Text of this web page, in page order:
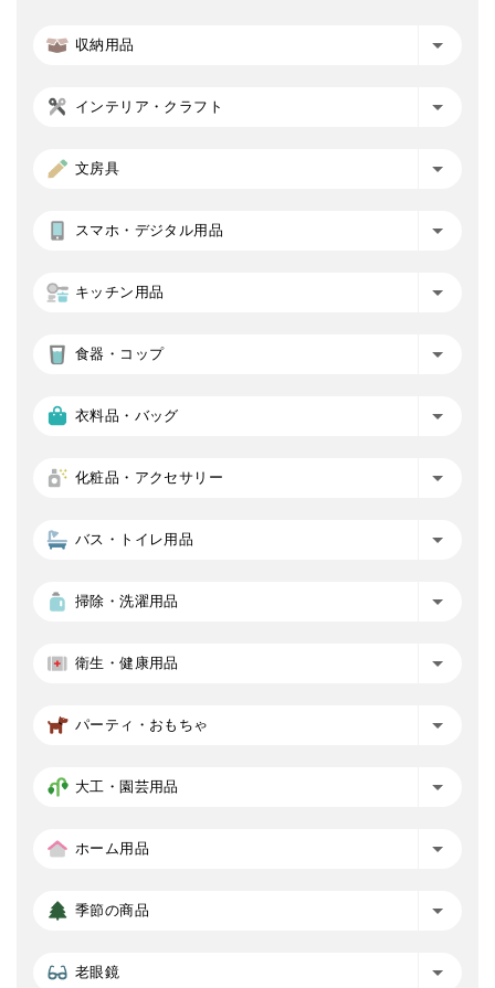
収納用品
インテリア・クラフト
文房具
スマホ・デジタル用品
キッチン用品
食器・コップ
衣料品・バッグ
化粧品・アクセサリー
バス・トイレ用品
掃除・洗濯用品
衛生・健康用品
パーティ・おもちゃ
大工・園芸用品
ホーム用品
季節の商品
老眼鏡